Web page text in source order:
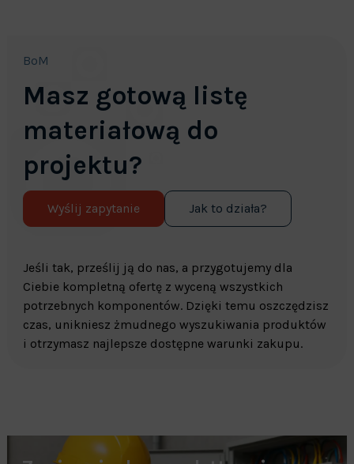
BoM
Masz gotową listę
materiałową do
projektu?
Wyślij zapytanie Jak to działa?
Jeśli tak, prześlij ją do nas, a przygotujemy dla
Ciebie kompletną ofertę z wyceną wszystkich
potrzebnych komponentów. Dzięki temu oszczędzisz
czas, unikniesz żmudnego wyszukiwania produktów
i otrzymasz najlepsze dostępne warunki zakupu.